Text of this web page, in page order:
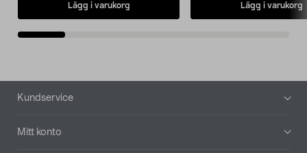
Lägg i varukorg Lägg i varukorg
Sidfot
Kundservice
Mitt konto